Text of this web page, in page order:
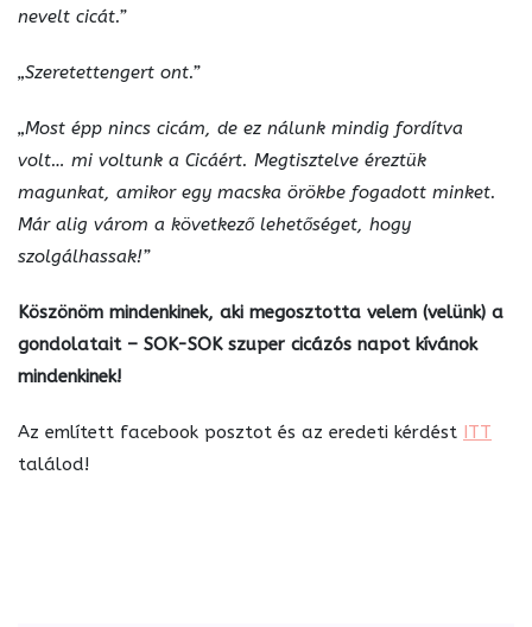
nevelt cicát.”
„Szeretettengert ont.”
„Most épp nincs cicám, de ez nálunk mindig fordítva
volt… mi voltunk a Cicáért. Megtisztelve éreztük
magunkat, amikor egy macska örökbe fogadott minket.
Már alig várom a következő lehetőséget, hogy
szolgálhassak!”
Köszönöm mindenkinek, aki megosztotta velem (velünk) a
gondolatait – SOK-SOK szuper cicázós napot kívánok
mindenkinek!
Az említett facebook posztot és az eredeti kérdést ITT
találod!